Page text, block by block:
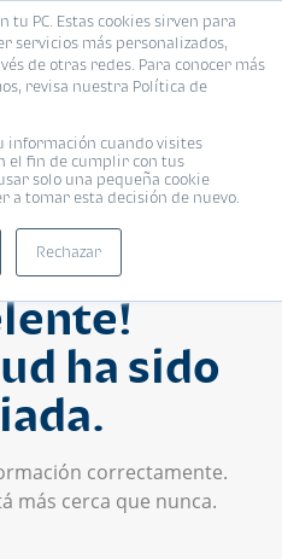
tu PC. Estas cookies sirven para
servicios más personalizados,
de otras redes. Para conocer más
revisa nuestra Política de
información cuando visites
el fin de cumplir con tus
solo una pequeña cookie
a tomar esta decisión de nuevo.
Rechazar
ha sido
correctamente.
más cerca que nunca.